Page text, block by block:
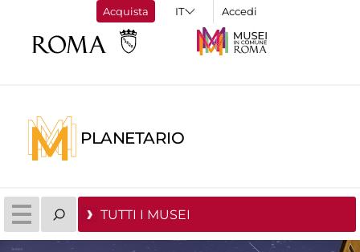
Acquista Accedi
PLANETARIO
TUTTI I MUSEI